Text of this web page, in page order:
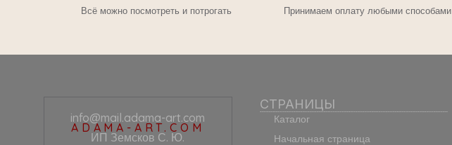
Всё можно посмотреть и потрогать Принимаем оплату любыми способами
info@mail.adama-art.com
ADAMA-ART.COM
ИП Земсков С. Ю.
СТРАНИЦЫ
Каталог
Начальная страница